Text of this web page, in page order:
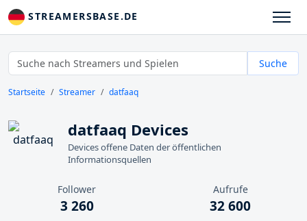
STREAMERSBASE.DE
Suche
Startseite Streamer datfaaq
datfaaq Devices
Devices offene Daten der öffentlichen
Informationsquellen
Follower
3 260
Aufrufe
32 600